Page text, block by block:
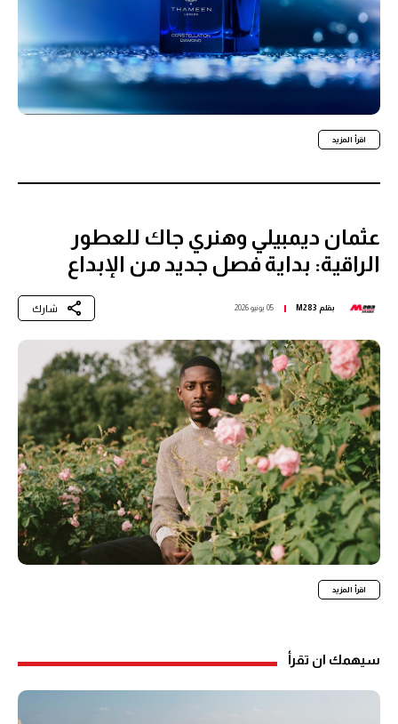
اقرأ المزيد
عثمان ديمبيلي وهنري جاك للعطور
الراقية: بداية فصل جديد من الإبداع
بقلم M283 05 يونيو 2026 شارك
اقرأ المزيد
سيهمك ان تقرأ